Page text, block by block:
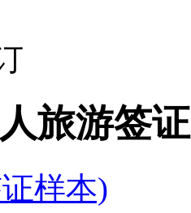
旅游签证
样本)